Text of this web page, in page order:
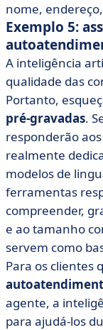
nome,
Exemplo 5:
A inteligência
qualidade das
Portanto,
pré-gravadas.
responderão
realmente
modelos de
ferramentas
compreender,
e ao tamanho
servem como
Para os clientes
agente, a
para ajudá-los